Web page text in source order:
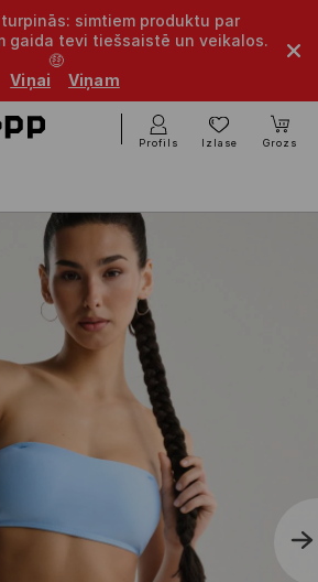
simtiem produktu par
gaida tevi tiešsaistē un veikalos.
🤑
Viņai
Viņam
Profils Izlase Grozs